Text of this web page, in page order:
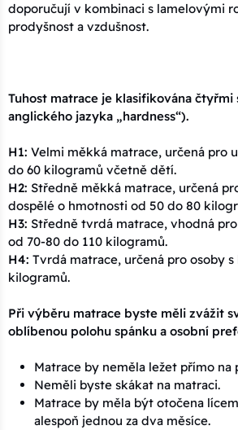
doporučují v kombinaci s lamelovými
prodyšnost a vzdušnost.
Tuhost matrace je klasifikována
anglického jazyka „hardness“).
H1: Velmi měkká matrace, určená pro
do 60 kilogramů včetně dětí.
H2: Středně měkká matrace, určená
dospělé o hmotnosti od 50 do 80
H3: Středně tvrdá matrace, vhodná
od 70-80 do 110 kilogramů.
H4: Tvrdá matrace, určená pro osoby
kilogramů.
Při výběru matrace byste měli zvážit
oblíbenou polohu spánku a osobní
Matrace by neměla ležet přímo na
Neměli byste skákat na matraci.
Matrace by měla být otočena
alespoň jednou za dva měsíce.